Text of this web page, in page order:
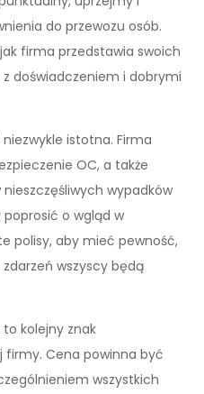
do przewozu osób.
firma przedstawia swoich
doświadczeniem i dobrymi
istotna. Firma
OC, a także
wypadków
poprosić o wgląd w
polisy, aby mieć pewność,
wszyscy będą
to kolejny znak
firmy. Cena powinna być
wszystkich